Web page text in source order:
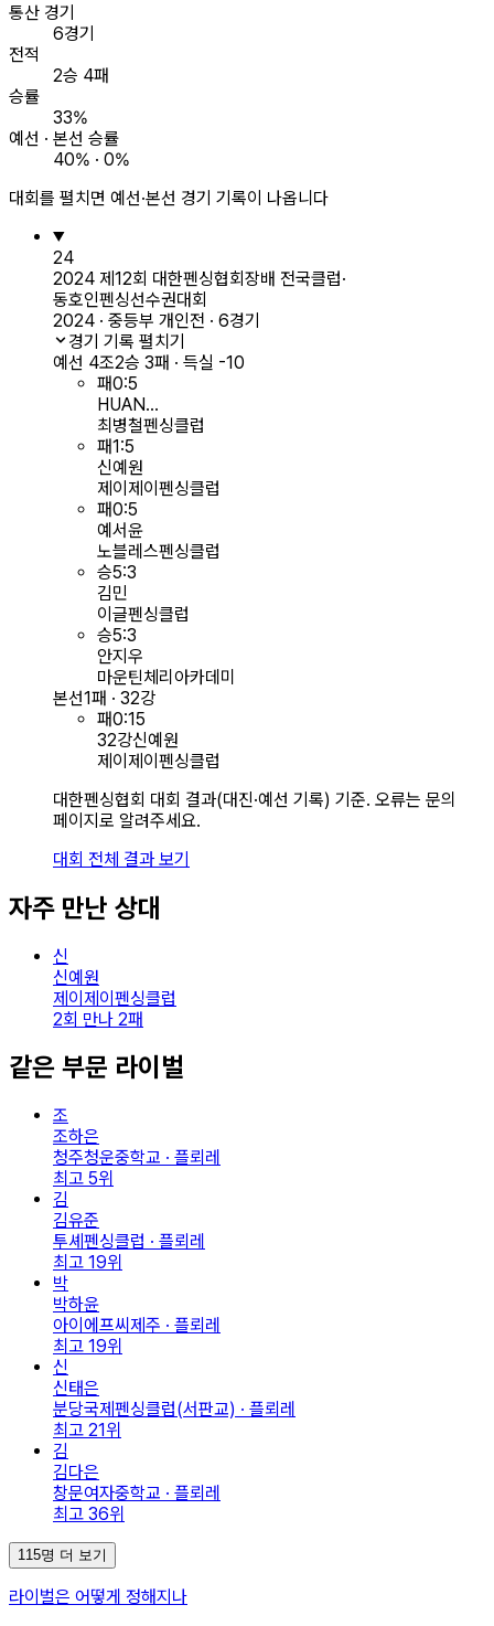
통산 경기
6경기
전적
2승 4패
승률
33%
예선 · 본선 승률
40% · 0%
대회를 펼치면 예선·본선 경기 기록이 나옵니다
24
2024 제12회 대한펜싱협회장배 전국클럽·
동호인펜싱선수권대회
2024 · 중등부 개인전 · 6경기
경기 기록 펼치기
예선 4조2승 3패 · 득실 -10
패0:5
HUAN...
최병철펜싱클럽
패1:5
신예원
제이제이펜싱클럽
패0:5
예서윤
노블레스펜싱클럽
승5:3
김민
이글펜싱클럽
승5:3
안지우
마운틴체리아카데미
본선1패 · 32강
패0:15
32강신예원
제이제이펜싱클럽
대한펜싱협회 대회 결과(대진·예선 기록) 기준. 오류는 문의
페이지로 알려주세요.
대회 전체 결과 보기
자주 만난 상대
신
신예원
제이제이펜싱클럽
2회 만나 2패
같은 부문 라이벌
조
조하은
청주청운중학교 · 플뢰레
최고 5위
김
김유준
투셰펜싱클럽 · 플뢰레
최고 19위
박
박하윤
아이에프씨제주 · 플뢰레
최고 19위
신
신태은
분당국제펜싱클럽(서판교) · 플뢰레
최고 21위
김
김다은
창문여자중학교 · 플뢰레
최고 36위
115명 더 보기
라이벌은 어떻게 정해지나